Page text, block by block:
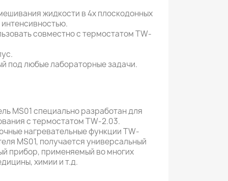
жидкости в 4х плоскодонных
совместно с термостатом TW-
под любые лабораторные задачи.
MS01 специально разработан для
с термостатом TW-2.03.
нагревательные функции TW-
MS01, получается универсальный
прибор, применяемый во многих
химии и т.д.